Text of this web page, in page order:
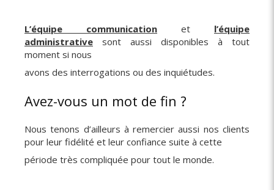
L’équipe communication et l’équipe
administrative sont aussi disponibles à tout
moment si nous
avons des interrogations ou des inquiétudes.
Avez-vous un mot de fin ?
Nous tenons d’ailleurs à remercier aussi nos clients
pour leur fidélité et leur confiance suite à cette
période très compliquée pour tout le monde.